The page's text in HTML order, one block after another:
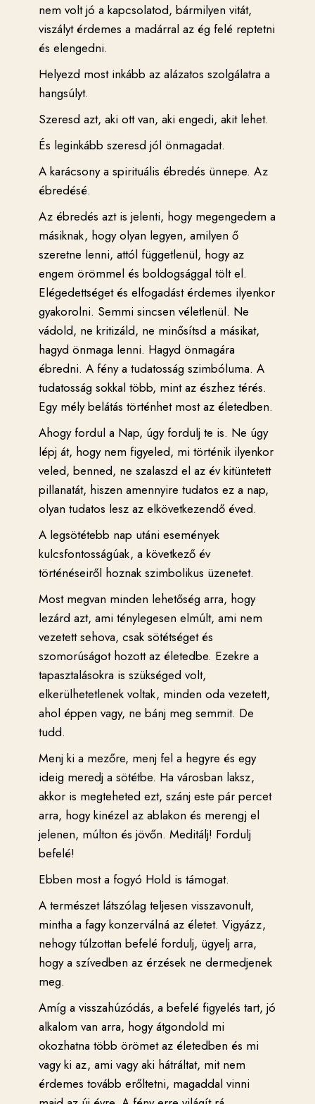
nem volt jó a kapcsolatod, bármilyen vitát,
viszályt érdemes a madárral az ég felé reptetni
és elengedni.
Helyezd most inkább az alázatos szolgálatra a
hangsúlyt.
Szeresd azt, aki ott van, aki engedi, akit lehet.
És leginkább szeresd jól önmagadat.
A karácsony a spirituális ébredés ünnepe. Az
ébredésé.
Az ébredés azt is jelenti, hogy megengedem a
másiknak, hogy olyan legyen, amilyen ő
szeretne lenni, attól függetlenül, hogy az
engem örömmel és boldogsággal tölt el.
Elégedettséget és elfogadást érdemes ilyenkor
gyakorolni. Semmi sincsen véletlenül. Ne
vádold, ne kritizáld, ne minősítsd a másikat,
hagyd önmaga lenni. Hagyd önmagára
ébredni. A fény a tudatosság szimbóluma. A
tudatosság sokkal több, mint az észhez térés.
Egy mély belátás történhet most az életedben.
Ahogy fordul a Nap, úgy fordulj te is. Ne úgy
lépj át, hogy nem figyeled, mi történik ilyenkor
veled, benned, ne szalaszd el az év kitüntetett
pillanatát, hiszen amennyire tudatos ez a nap,
olyan tudatos lesz az elkövetkezendő éved.
A legsötétebb nap utáni események
kulcsfontosságúak, a következő év
történéseiről hoznak szimbolikus üzenetet.
Most megvan minden lehetőség arra, hogy
lezárd azt, ami ténylegesen elmúlt, ami nem
vezetett sehova, csak sötétséget és
szomorúságot hozott az életedbe. Ezekre a
tapasztalásokra is szükséged volt,
elkerülhetetlenek voltak, minden oda vezetett,
ahol éppen vagy, ne bánj meg semmit. De
tudd.
Menj ki a mezőre, menj fel a hegyre és egy
ideig meredj a sötétbe. Ha városban laksz,
akkor is megteheted ezt, szánj este pár percet
arra, hogy kinézel az ablakon és merengj el
jelenen, múlton és jövőn. Meditálj! Fordulj
befelé!
Ebben most a fogyó Hold is támogat.
A természet látszólag teljesen visszavonult,
mintha a fagy konzerválná az életet. Vigyázz,
nehogy túlzottan befelé fordulj, ügyelj arra,
hogy a szívedben az érzések ne dermedjenek
meg.
Amíg a visszahúzódás, a befelé figyelés tart, jó
alkalom van arra, hogy átgondold mi
okozhatna több örömet az életedben és mi
vagy ki az, ami vagy aki hátráltat, mit nem
érdemes tovább erőltetni, magaddal vinni